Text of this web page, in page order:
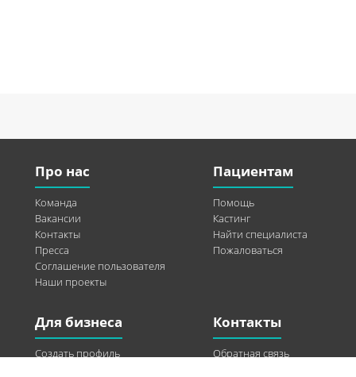
Про нас
Команда
Вакансии
Контакты
Пресса
Соглашение пользователя
Наши проекты
Пациентам
Помощь
Кастинг
Найти специалиста
Пожаловаться
Для бизнеса
Создать профиль
Контакты
Обратная связь